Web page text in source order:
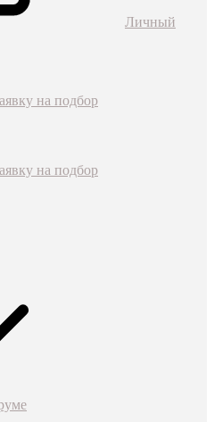
Личный
на подбор
на подбор